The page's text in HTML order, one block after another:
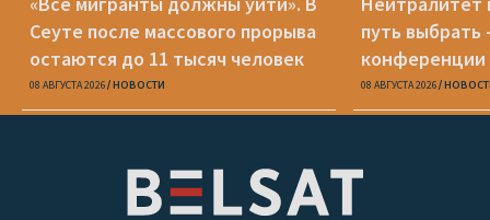
Сеуте после массового прорыва
остаются до 11 тысяч человек
08 АВГУСТА 2026 НОВОСТИ
путь выбрать
конференции
08 АВГУСТА 2026